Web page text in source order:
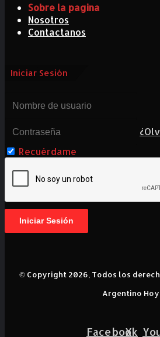
Sobre la pagina
Nosotros
Contactanos
Iniciar Sesión
Recuérdame
Iniciar Sesión
© Copyright 2026, Todos los
Argentino Hoy
Facebook
X